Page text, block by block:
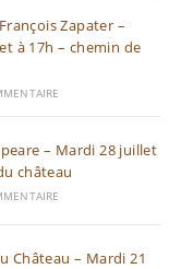
Zapater –
à 17h – chemin de
– Mardi 28 juillet
château
Château – Mardi 21